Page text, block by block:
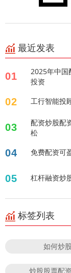
最近发表
01
2025年中国
投资
02 工行智能投
03
配资炒股配
松
04 免费配资可
05 杠杆融资炒
标签列表
如何炒股
炒股股票配